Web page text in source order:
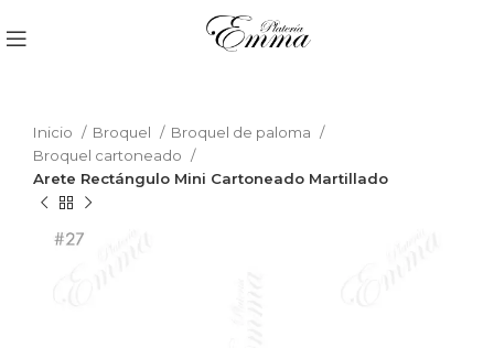
Inicio Broquel
Broquel de paloma
Broquel cartoneado
Arete Rectángulo Mini Cartoneado Martillado